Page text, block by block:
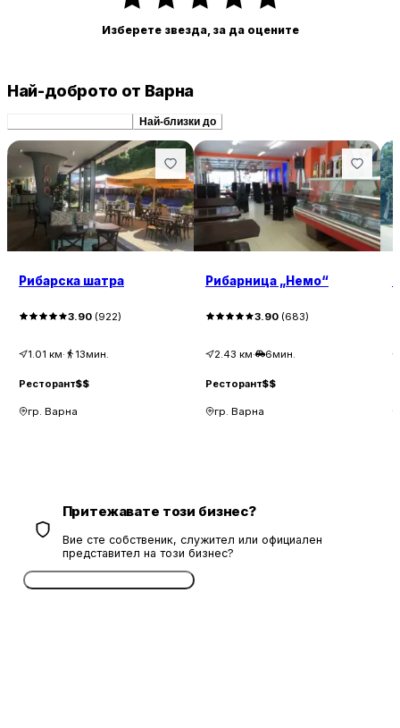
Изберете звезда, за да оцените
Най-доброто от Варна
Най-близки до
Рибарска шатра
3.90 (922)
1.01 км· 13мин.
Ресторант$$
гр. Варна
Рибарница „Немо“
3.90 (683)
2.43 км· 6мин.
Ресторант$$
гр. Варна
Притежавате този бизнес?
Вие сте собственик, служител или официален
представител на този бизнес?